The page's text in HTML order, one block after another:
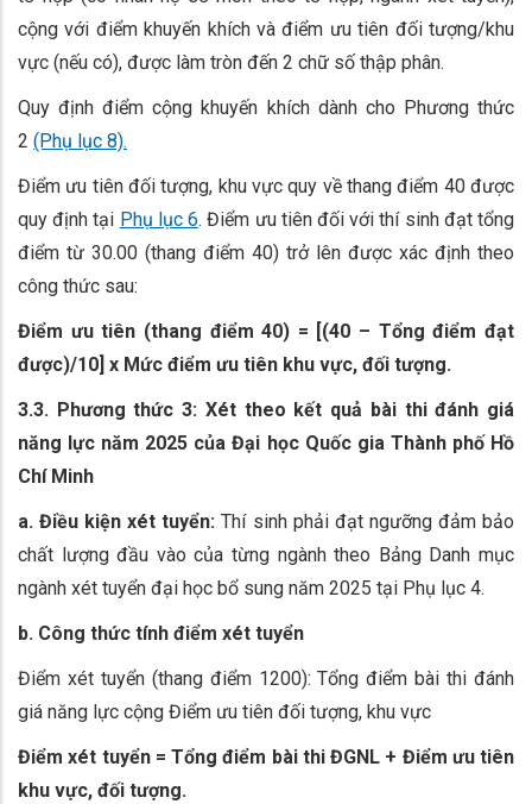
cộng với điểm khuyến khích và điểm ưu tiên đối tượng/khu
vực (nếu có), được làm tròn đến 2 chữ số thập phân.
Quy định điểm cộng khuyến khích dành cho Phương thức
2 (Phụ lục 8).
Điểm ưu tiên đối tượng, khu vực quy về thang điểm 40 được
quy định tại Phụ lục 6. Điểm ưu tiên đối với thí sinh đạt tổng
điểm từ 30.00 (thang điểm 40) trở lên được xác định theo
công thức sau:
Điểm ưu tiên (thang điểm40) = [(40 – Tổng điểm đạt
được)/10] x Mức điểm ưu tiên khu vực, đối tượng.
3.3. Phương thức 3: Xét theo kết quả bài thi đánh giá
năng lực năm 2025 của Đại học Quốc gia Thành phố Hồ
Chí Minh
a. Điều kiện xét tuyển: Thí sinh phải đạt ngưỡng đảm bảo
chất lượng đầu vào của từng ngành theo Bảng Danh mục
ngành xét tuyển đại học bổ sung năm 2025 tại Phụ lục 4.
b. Công thức tính điểm xét tuyển
Điểm xét tuyển (thang điểm 1200): Tổng điểm bài thi đánh
giá năng lực cộng Điểm ưu tiên đối tượng, khu vực
Điểm xét tuyển = Tổng điểm bài thi ĐGNL + Điểm ưu tiên
khu vực, đối tượng.